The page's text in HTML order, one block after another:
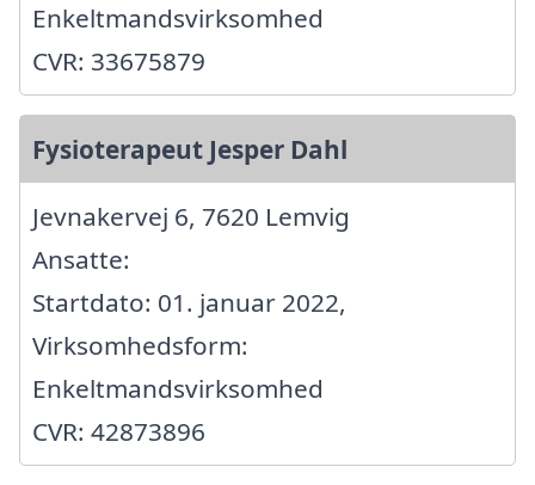
Enkeltmandsvirksomhed
CVR: 33675879
Fysioterapeut Jesper Dahl
Jevnakervej 6, 7620 Lemvig
Ansatte:
Startdato: 01. januar 2022,
Virksomhedsform:
Enkeltmandsvirksomhed
CVR: 42873896